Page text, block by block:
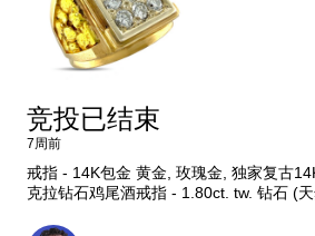
竞投已结束
7周前
戒指 - 14K包金 黄金, 玫瑰金, 独家复古
克拉钻石鸡尾酒戒指 - 1.80ct. tw. 钻石